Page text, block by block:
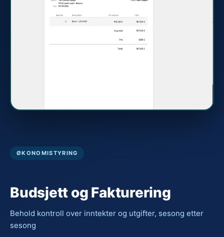
ØKONOMISTYRING
Budsjett og Fakturering
Behold kontroll over inntekter og utgifter, sesong etter
sesong